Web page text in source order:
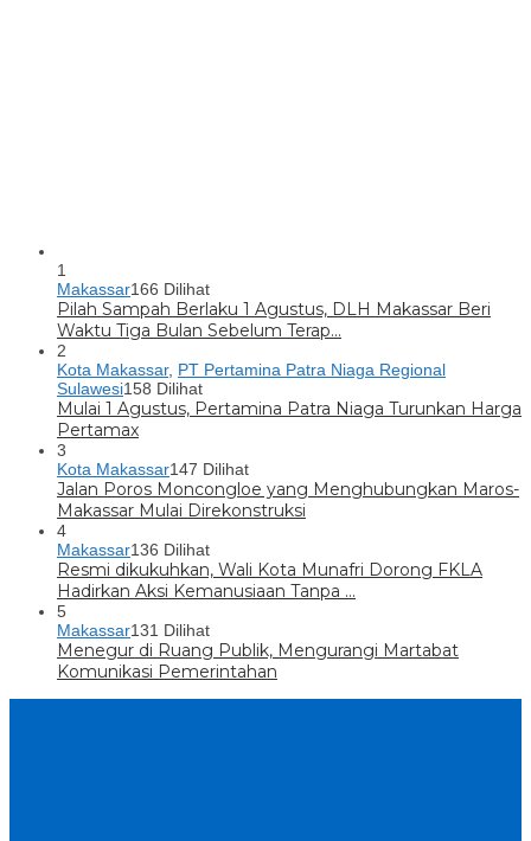
1
Makassar166 Dilihat
Pilah Sampah Berlaku 1 Agustus, DLH Makassar Beri
Waktu Tiga Bulan Sebelum Terap…
2
Kota Makassar, PT Pertamina Patra Niaga Regional
Sulawesi158 Dilihat
Mulai 1 Agustus, Pertamina Patra Niaga Turunkan Harga
Pertamax
3
Kota Makassar147 Dilihat
Jalan Poros Moncongloe yang Menghubungkan Maros-
Makassar Mulai Direkonstruksi
4
Makassar136 Dilihat
Resmi dikukuhkan, Wali Kota Munafri Dorong FKLA
Hadirkan Aksi Kemanusiaan Tanpa …
5
Makassar131 Dilihat
Menegur di Ruang Publik, Mengurangi Martabat
Komunikasi Pemerintahan